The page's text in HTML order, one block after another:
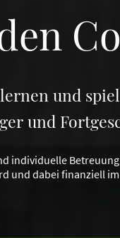
und
und
individuelle
und dabei finanziell